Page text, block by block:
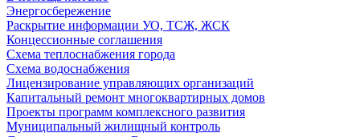
Энергосбережение
Раскрытие информации УО, ТСЖ, ЖСК
Концессионные соглашения
Схема теплоснабжения города
Схема водоснабжения
Лицензирование управляющих организаций
Капитальный ремонт многоквартирных домов
Проекты программ комплексного развития
Муниципальный жилищный контроль